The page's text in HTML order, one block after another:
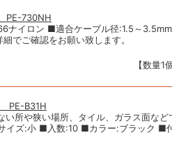
PE-730NH
ナイロン ■適合ケーブル径:1.5～
でご確認をお願い致します。
【数量1
PE-B31H
所や狭い場所、タイル、ガラス面など
イズ:小 ■入数:10 ■カラー:ブラック ■